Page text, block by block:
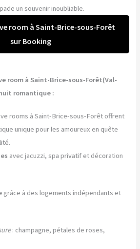
un souvenir inoubliable.
room à Saint-Brice-sous-Forêt
sur Booking
room à Saint-Brice-sous-Forêt(Val-
romantique :
rooms à Saint-Brice-sous-Forêt offrent
unique pour les amoureux en quête
avec jacuzzi, spa privatif et décoration
grâce à des logements indépendants et
: champagne, pétales de roses,